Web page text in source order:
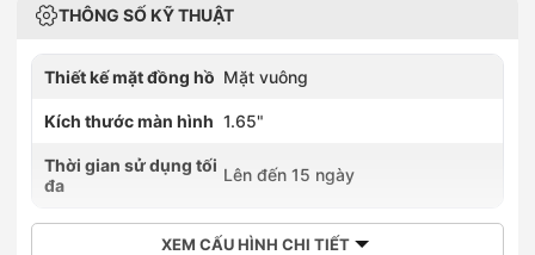
THÔNG SỐ KỸ THUẬT
Thiết kế mặt đồng hồ Mặt vuông
Kích thước màn hình 1.65"
Thời gian sử dụng tối
đa
Lên đến 15 ngày
XEM CẤU HÌNH CHI TIẾT